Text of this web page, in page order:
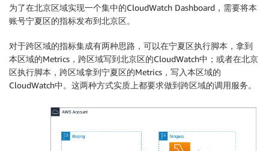
为了在北京区域实现一个集中的CloudWatch Dashboard，需要将本
账号宁夏区的指标发布到北京区。
对于跨区域的指标集成有两种思路，可以在宁夏区执行脚本，拿到
本区域的Metrics，跨区域写到北京区的CloudWatch中；或者在北京
区执行脚本，跨区域拿到宁夏区的Metrics，写入本区域的
CloudWatch中。这两种方式实质上都要求做到跨区域的调用服务。